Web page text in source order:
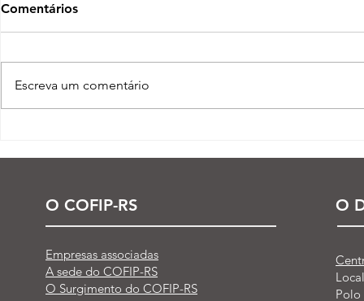
Técnico em Petroquímica |
Comentários
Escreva um comentário
O COFIP-RS
Empresas associadas
A sede do COFIP-RS
O Surgimento do COFIP-RS
O
Polo